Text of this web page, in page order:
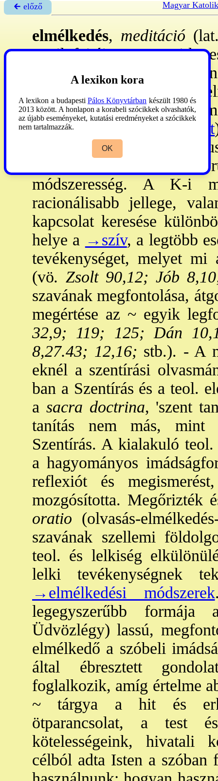
🡰 előző Magyar
elmélkedés, meditáció
egyik fajtája, a nyugati
parancsainak
megfontolása. Célja az
szabadon formált belső
(→elmélet és gyakorlat
megkülönbözteti a
célzatosság, az
módszeresség. A K-i
racionálisabb jellege,
kapcsolat keresése
helye a →szív, a legtöbb
tevékenységet, melyet mi
(vö. Zsolt 90,12; Jób
szavának megfontolása,
megértése az ~ egyik
32,9; 119; 125; Dán
8,27.43; 12,16; stb.). - A
eknél a szentírási
ban a Szentírás és a teol.
a sacra doctrina, 'szent
tanítás nem más, mint
Szentírás. A kialakuló
a hagyományos
reflexiót és
mozgósította. Megőrizték
oratio (olvasás-
szavának szellemi
teol. és lelkiség
lelki tevékenységnek
→elmélkedési módszerek
legegyszerűbb
Üdvözlégy) lassú,
elmélkedő a szóbeli
által ébresztett
foglalkozik, amíg értelme
~ tárgya a hit és
ötparancsolat, a test
kötelességeink, hivatali
célból adta Isten a
A lexikon kora
A lexikon a budapesti Pálos Könyvtárban készült 1980 és
2013 között. A honlapon a korabeli szócikkek olvashatók,
az újabb eseményeket, kutatási eredményeket a szócikkek
nem tartalmazzák.
OK